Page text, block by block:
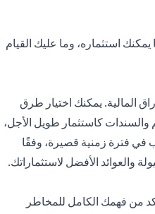
استثماره، وما عليك القيام
المالية. يمكنك اختيار طرق
والسندات كاستثمار طويل الأجل،
في فترة زمنية قصيرة، وفقًا
والعوائد الأفضل لاستثماراتك.
من فهمك الكامل للمخاطر